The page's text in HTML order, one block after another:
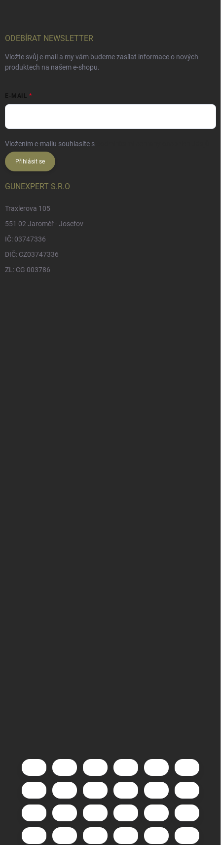
ODEBÍRAT NEWSLETTER
Vložte svůj e-mail a my vám budeme zasílat informace o nových
produktech na našem e-shopu.
E-MAIL
Vložením e-mailu souhlasíte s
Přihlásit se
GUNEXPERT S.R.O
Traxlerova 105
551 02 Jaroměř - Josefov
IČ: 03747336
DIČ: CZ03747336
ZL: CG 003786